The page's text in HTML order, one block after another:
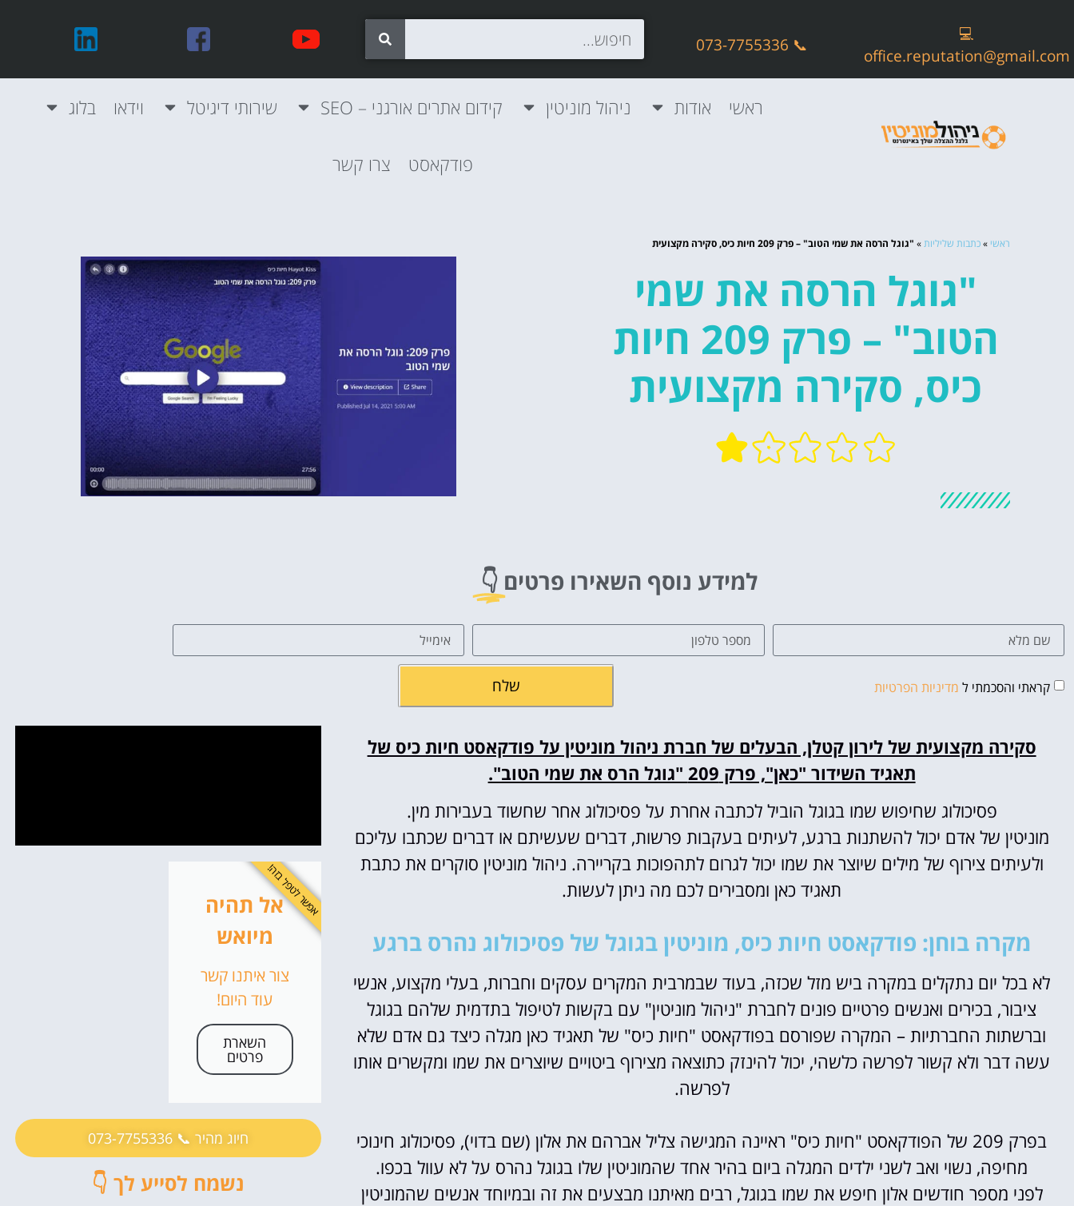
💻
office.reputation@gmail.com
📞 073-7755336
ראשי אודות ניהול מוניטין קידום אתרים אורגני – SEO שירותי דיגיטל וידאו בלוג
פודקאסט צרו קשר
ראשי »כתבות שליליות» "גוגל הרסה את שמי הטוב" – פרק 209 חיות כיס, סקירה מקצועית
"גוגל הרסה את שמי
הטוב" – פרק 209 חיות
כיס, סקירה מקצועית
למידע נוסף השאירו פרטים 👇
קראתי והסכמתי ל מדיניות הפרטיות שלח
סקירה מקצועית של לירון קטלן, הבעלים של חברת ניהול מוניטין על פודקאסט חיות כיס של
תאגיד השידור "כאן", פרק 209 "גוגל הרס את שמי הטוב".
פסיכולוג שחיפוש שמו בגוגל הוביל לכתבה אחרת על פסיכולוג אחר שחשוד בעבירות מין.
מוניטין של אדם יכול להשתנות ברגע, לעיתים בעקבות פרשות, דברים שעשיתם או דברים שכתבו עליכם
ולעיתים צירוף של מילים שיוצר את שמו יכול לגרום לתהפוכות בקריירה. ניהול מוניטין סוקרים את כתבת
תאגיד כאן ומסבירים לכם מה ניתן לעשות.
מקרה בוחן: פודקאסט חיות כיס, מוניטין בגוגל של פסיכולוג נהרס ברגע
לא בכל יום נתקלים במקרה ביש מזל שכזה, בעוד שבמרבית המקרים עסקים וחברות, בעלי מקצוע, אנשי
ציבור, בכירים ואנשים פרטיים פונים לחברת "ניהול מוניטין" עם בקשות לטיפול בתדמית שלהם בגוגל
וברשתות החברתיות – המקרה שפורסם בפודקאסט "חיות כיס" של תאגיד כאן מגלה כיצד גם אדם שלא
עשה דבר ולא קשור לפרשה כלשהי, יכול להינזק כתוצאה מצירוף ביטויים שיוצרים את שמו ומקשרים אותו
לפרשה.
בפרק 209 של הפודקאסט "חיות כיס" ראיינה המגישה צליל אברהם את אלון (שם בדוי), פסיכולוג חינוכי
מחיפה, נשוי ואב לשני ילדים המגלה ביום בהיר אחד שהמוניטין שלו בגוגל נהרס על לא עוול בכפו.
לפני מספר חודשים אלון חיפש את שמו בגוגל, רבים מאיתנו מבצעים את זה ובמיוחד אנשים שהמוניטין
אל תהיה
מיואש
צור איתנו קשר
עוד היום!
השארת
פרטים
אפשר לטפל בזה!
חיוג מהיר 📞 073-7755336
נשמח לסייע לך 👇